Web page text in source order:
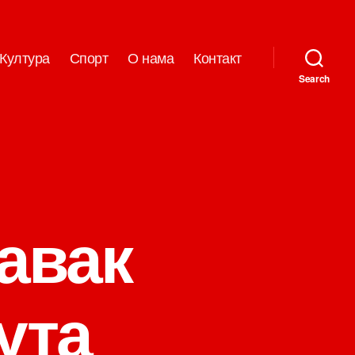
Култура Спорт О нама Контакт
Search